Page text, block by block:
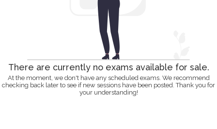
There are currently no exams available for sale.
At the moment, we don't have any scheduled exams. We recommend
checking back later to see if new sessions have been posted. Thank you for
your understanding!